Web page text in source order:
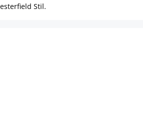
Stil.